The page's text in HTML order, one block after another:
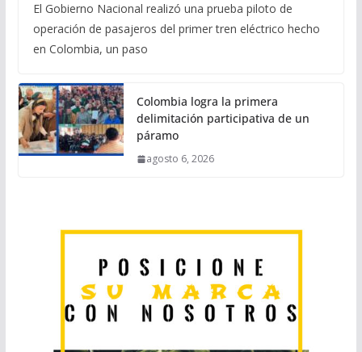
El Gobierno Nacional realizó una prueba piloto de
operación de pasajeros del primer tren eléctrico hecho
en Colombia, un paso
Colombia logra la primera
delimitación participativa de un
páramo
agosto 6, 2026